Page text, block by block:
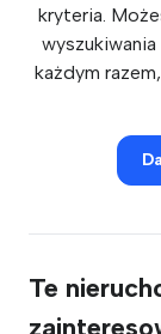
kryteria.
każdym
Te